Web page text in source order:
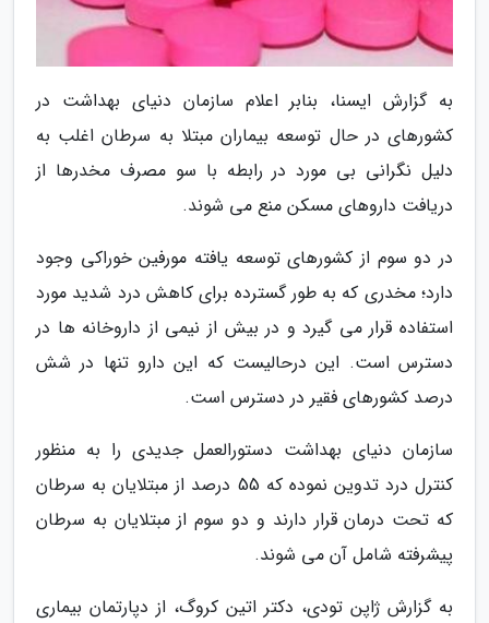
به گزارش ایسنا، بنابر اعلام سازمان دنیای بهداشت در
کشورهای در حال توسعه بیماران مبتلا به سرطان اغلب به
دلیل نگرانی بی مورد در رابطه با سو مصرف مخدرها از
دریافت داروهای مسکن منع می شوند.
در دو سوم از کشورهای توسعه یافته مورفین خوراکی وجود
دارد؛ مخدری که به طور گسترده برای کاهش درد شدید مورد
استفاده قرار می گیرد و در بیش از نیمی از داروخانه ها در
دسترس است. این درحالیست که این دارو تنها در شش
درصد کشورهای فقیر در دسترس است.
سازمان دنیای بهداشت دستورالعمل جدیدی را به منظور
کنترل درد تدوین نموده که 55 درصد از مبتلایان به سرطان
که تحت درمان قرار دارند و دو سوم از مبتلایان به سرطان
پیشرفته شامل آن می شوند.
به گزارش ژاپن تودی، دکتر اتین کروگ، از دپارتمان بیماری